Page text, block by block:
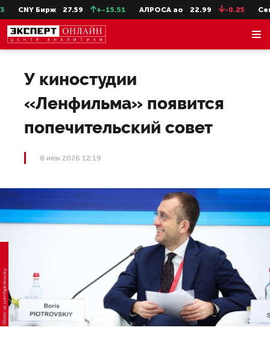
CNY Бирж 27.59 +-15.51 АЛРОСА ао 22.99 -0.25
У киностудии
«Ленфильма» появится
попечительский совет
8 июн 2026 12:19
Фото: vk.com/bpiotrovsky